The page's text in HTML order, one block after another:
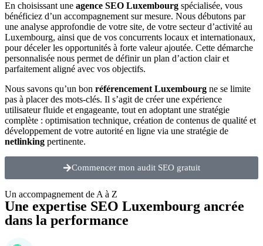
En choisissant une agence SEO Luxembourg spécialisée, vous
bénéficiez d’un accompagnement sur mesure. Nous débutons par
une analyse approfondie de votre site, de votre secteur d’activité au
Luxembourg, ainsi que de vos concurrents locaux et internationaux,
pour déceler les opportunités à forte valeur ajoutée. Cette démarche
personnalisée nous permet de définir un plan d’action clair et
parfaitement aligné avec vos objectifs.
Nous savons qu’un bon référencement Luxembourg ne se limite
pas à placer des mots-clés. Il s’agit de créer une expérience
utilisateur fluide et engageante, tout en adoptant une stratégie
complète : optimisation technique, création de contenus de qualité et
développement de votre autorité en ligne via une stratégie de
netlinking pertinente.
Commencer mon audit SEO gratuit
Un accompagnement de A à Z
Une expertise SEO Luxembourg ancrée
dans la performance